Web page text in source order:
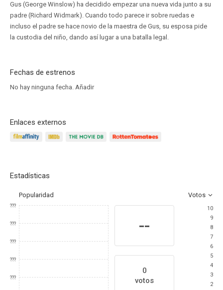
Gus (George Winslow) ha decidido empezar una nueva vida junto a su
padre (Richard Widmark). Cuando todo parece ir sobre ruedas e
incluso el padre se hace novio de la maestra de Gus, su esposa pide
la custodia del niño, dando así lugar a una batalla legal.
Fechas de estrenos
No hay ninguna fecha. Añadir
Enlaces externos
Estadísticas
Popularidad Votos
???
???
???
???
???
--
0
votos
10
9
8
7
6
5
4
3
2